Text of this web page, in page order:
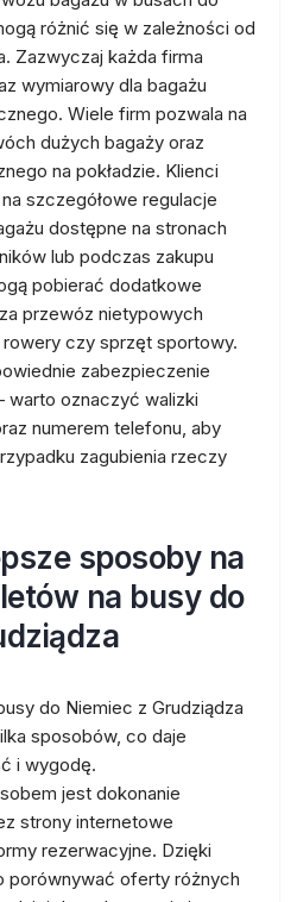
różnić się w zależności od
Zazwyczaj każda firma
wymiarowy dla bagażu
Wiele firm pozwala na
dużych bagaży oraz
na pokładzie. Klienci
szczegółowe regulacje
dostępne na stronach
lub podczas zakupu
pobierać dodatkowe
przewóz nietypowych
czy sprzęt sportowy.
zabezpieczenie
warto oznaczyć walizki
numerem telefonu, aby
zagubienia rzeczy
sposoby na
na busy do
do Niemiec z Grudziądza
sposobów, co daje
i wygodę.
jest dokonanie
strony internetowe
rezerwacyjne. Dzięki
porównywać oferty różnych